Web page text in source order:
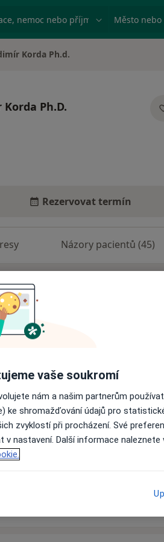
nemoc nebo příjmení Město
Korda Ph.d.
Ph.D.
Rezervovat termín
Názory pacientů (45)
center a optik OFTEX.
onemocnění sítnice a na
degenerace.
ČLS JEP a České vitreoretinální
Vitreoretinal Society,
a také americké společnosti
zahraniční odborné knize a 6
a přednáším na odborných
více než 40 odborných
vaše soukromí
nám a našim partnerům
ke shromažďování údajů pro
zvyklostí při procházení. Své
v nastavení. Další informace naleznete